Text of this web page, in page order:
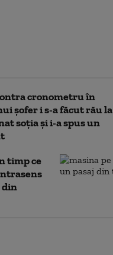
cronometru în
șofer i s-a făcut rău la
soția și i-a spus un
timp ce
din